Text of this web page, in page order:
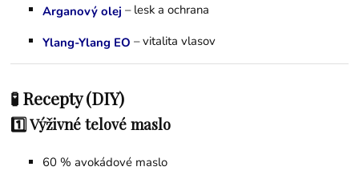
Arganový olej – lesk a ochrana
Ylang-Ylang EO – vitalita vlasov
🧪 Recepty (DIY)
1️⃣ Výživné telové maslo
60 % avokádové maslo